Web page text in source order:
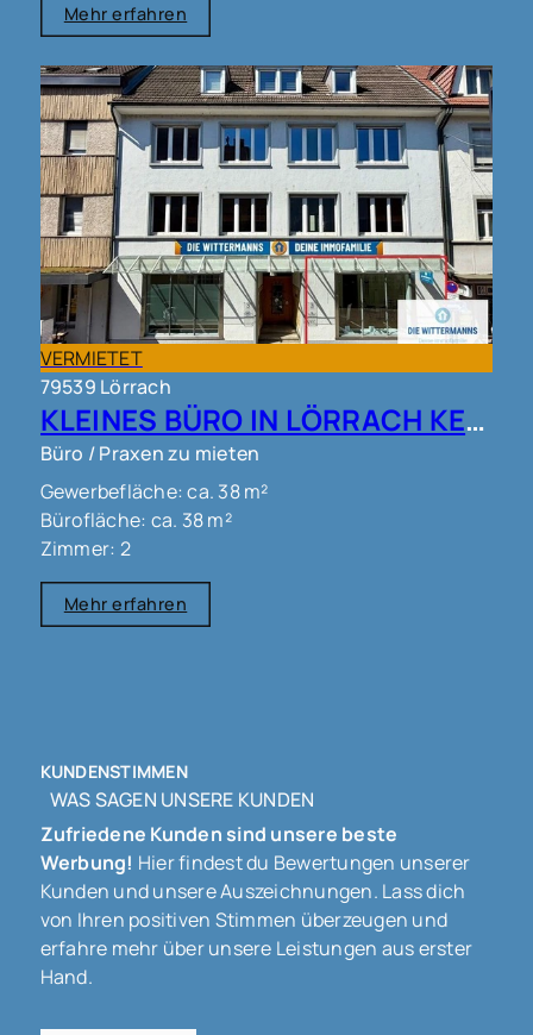
Mehr erfahren
VERMIETET
79539 Lörrach
KLEINES BÜRO IN LÖRRACH KERNSTADT !!!
Büro / Praxen zu mieten
Gewerbefläche: ca. 38 m²
Bürofläche: ca. 38 m²
Zimmer: 2
Mehr erfahren
KUNDENSTIMMEN
WAS SAGEN UNSERE KUNDEN
Zufriedene Kunden sind unsere beste
Werbung! Hier findest du Bewertungen unserer
Kunden und unsere Auszeichnungen. Lass dich
von Ihren positiven Stimmen überzeugen und
erfahre mehr über unsere Leistungen aus erster
Hand.